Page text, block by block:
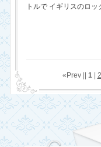
トルで イギリスのロ
«Prev || 1| 2